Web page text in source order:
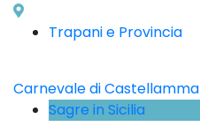
Trapani e Provincia
Carnevale di
Sagre in Sicilia